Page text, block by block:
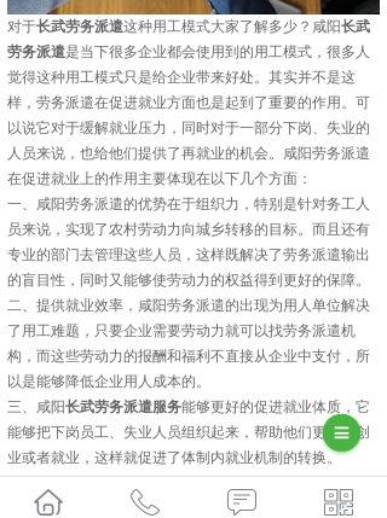
对于长武劳务派遣这种用工模式大家了解多少？咸阳长武
劳务派遣是当下很多企业都会使用到的用工模式，很多人
觉得这种用工模式只是给企业带来好处。其实并不是这
样，劳务派遣在促进就业方面也是起到了重要的作用。可
以说它对于缓解就业压力，同时对于一部分下岗、失业的
人员来说，也给他们提供了再就业的机会。咸阳劳务派遣
在促进就业上的作用主要体现在以下几个方面：
一、咸阳劳务派遣的优势在于组织力，特别是针对务工人
员来说，实现了农村劳动力向城乡转移的目标。而且还有
专业的部门去管理这些人员，这样既解决了劳务派遣输出
的盲目性，同时又能够使劳动力的权益得到更好的保障。
二、提供就业效率，咸阳劳务派遣的出现为用人单位解决
了用工难题，只要企业需要劳动力就可以找劳务派遣机
构，而这些劳动力的报酬和福利不直接从企业中支付，所
以是能够降低企业用人成本的。
三、咸阳长武劳务派遣服务能够更好的促进就业体质，它
能够把下岗员工、失业人员组织起来，帮助他们更好的创
业或者就业，这样就促进了体制内就业机制的转换。
现，正是因为如此，所以才会受到认可和欢迎。